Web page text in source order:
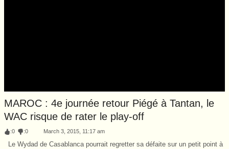
MAROC : 4e journée retour Piégé à Tantan, le
WAC risque de rater le play-off
:0 :0 March 3, 2015, 11:17 am
Le Wydad de Casablanca pourrait regretter sa défaite sur un petit point à